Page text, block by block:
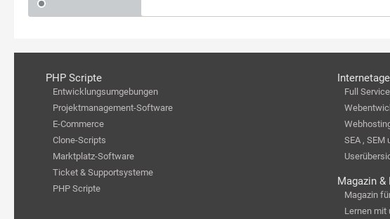
PHP Scripte
Entwicklungsumgebungen
Projektmanagement-Software
E-Commerce
Clone-Scripts
Marktplatz-Software
Ticket & Supportsysteme
PHP Scripte
Full
SEA , SEM
Magazin &
Magazin
Lernen mit